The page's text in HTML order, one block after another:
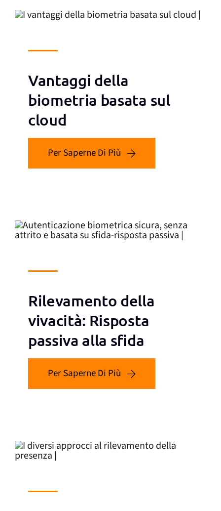
Vantaggi della
biometria basata sul
cloud
Per Saperne Di Più
Rilevamento della
vivacità: Risposta
passiva alla sfida
Per Saperne Di Più